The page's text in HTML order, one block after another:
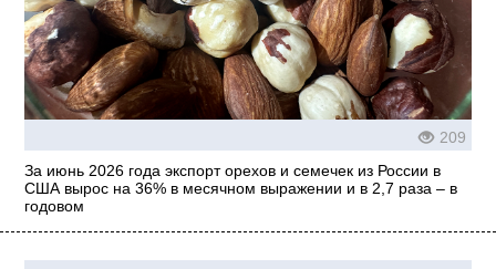
209
За июнь 2026 года экспорт орехов и семечек из России в
США вырос на 36% в месячном выражении и в 2,7 раза – в
годовом